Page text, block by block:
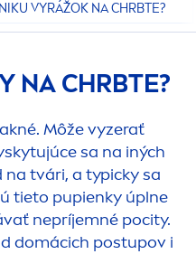
VYRÁŽOK NA CHRBTE?
NA CHRBTE?
Môže vyzerať
sa na iných
tvári, a typicky sa
tieto pupienky úplne
nepríjemné pocity.
domácich postupov i